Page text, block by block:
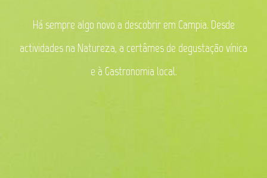
Há sempre algo novo a descobrir em Campia. Desde
actividades na Natureza, a certâmes de degustação vínica
e à Gastronomia local.